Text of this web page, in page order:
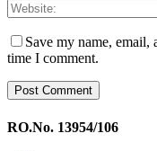
Save my name,
time I comment.
RO.No. 13954/106